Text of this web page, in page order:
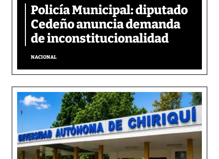
Policía Municipal: diputado
Cedeño anuncia demanda
de inconstitucionalidad
NACIONAL